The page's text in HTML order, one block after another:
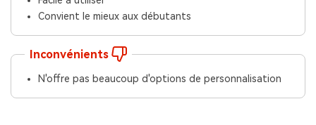
Convient le mieux aux débutants
Inconvénients
N'offre pas beaucoup d'options de personnalisation